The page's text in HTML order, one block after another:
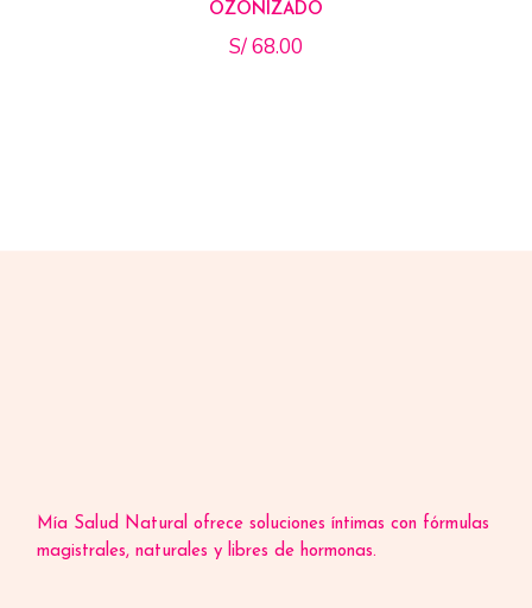
OZONIZADO
S/68.00
Mía Salud Natural ofrece soluciones íntimas con fórmulas
magistrales, naturales y libres de hormonas.